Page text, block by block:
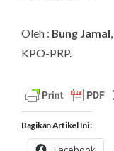
Oleh : Bung Jamal,
KPO-PRP.
Bagikan Artikel Ini :